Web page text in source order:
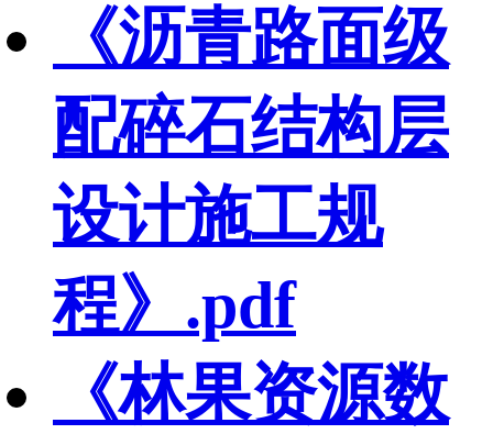
《沥青路面级
配碎石结构层
设计施工规
程》.pdf
《林果资源数